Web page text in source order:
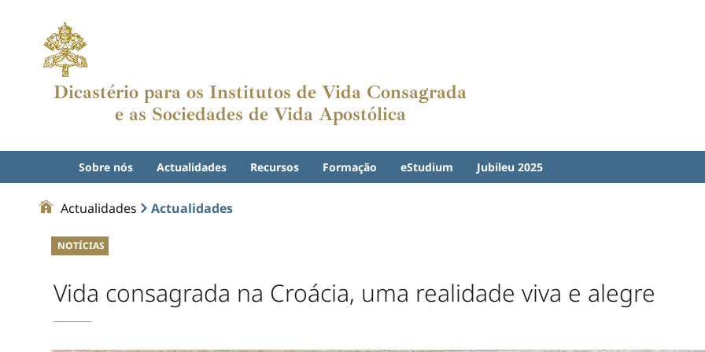
Dicastério para os Institutos de Vida Consagrada
e as Sociedades de Vida Apostólica
Sobre nós Actualidades Recursos Formação eStudium Jubileu 2025
Actualidades Actualidades
NOTÍCIAS
Vida consagrada na Croácia, uma realidade viva e alegre